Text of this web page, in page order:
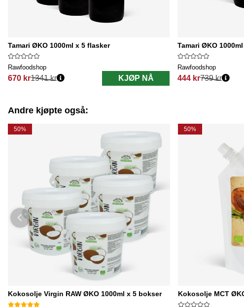
Tamari ØKO 1000ml x 5 flasker
Rawfoodshop
670 kr
Vanlig pris:
1341 kr KJØP NÅ
Tamari ØKO
Rawfoodshop
444 kr
Vanlig pris:
739 kr
Andre kjøpte også:
50%
Kokosolje Virgin RAW ØKO 1000ml x 5 bokser
50%
Kokosolje MCT